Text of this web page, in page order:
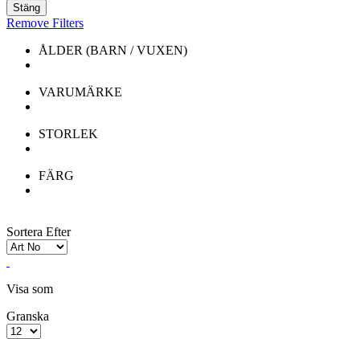
Stäng
Remove Filters
ÅLDER (BARN / VUXEN)
VARUMÄRKE
STORLEK
FÄRG
Sortera Efter
Visa som
Granska